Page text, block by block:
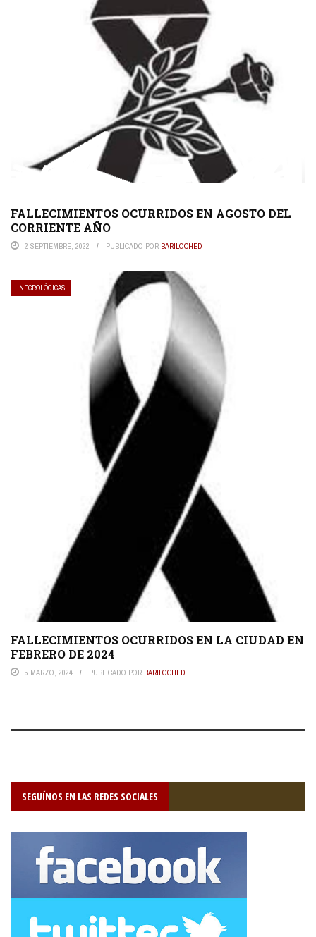
FALLECIMIENTOS OCURRIDOS EN AGOSTO DEL
CORRIENTE AÑO
2 SEPTIEMBRE, 2022 PUBLICADO POR BARILOCHED
NECROLÓGICAS
FALLECIMIENTOS OCURRIDOS EN LA CIUDAD EN
FEBRERO DE 2024
5 MARZO, 2024 PUBLICADO POR BARILOCHED
SEGUÍNOS EN LAS REDES SOCIALES